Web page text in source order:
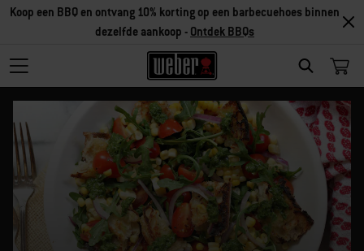
SEARCH
Koop een BBQ en ontvang 10% korting op een barbecuehoes binnen
dezelfde aankoop - Ontdek BBQs